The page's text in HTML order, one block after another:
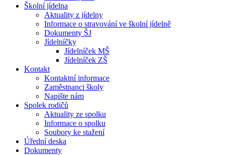
Školní jídelna
Aktuality z jídelny
Informace o stravování ve školní jídelně
Dokumenty ŠJ
Jídelníčky
Jídelníček MŠ
Jídelníček ZŠ
Kontakt
Kontaktní informace
Zaměstnanci školy
Napište nám
Spolek rodičů
Aktuality ze spolku
Informace o spolku
Soubory ke stažení
Úřední deska
Dokumenty